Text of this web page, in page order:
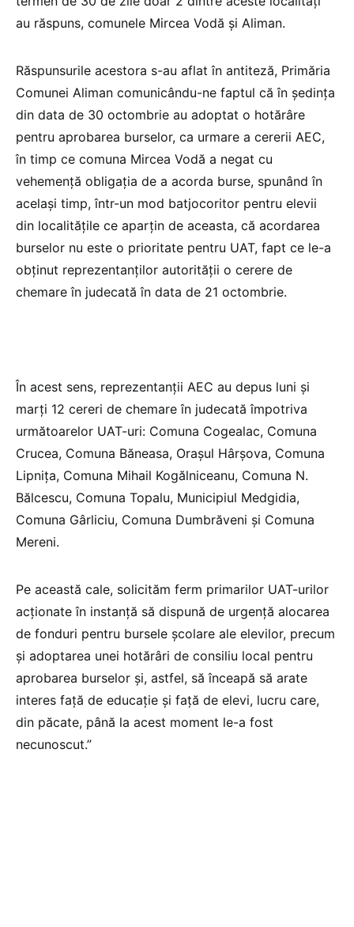
au răspuns, comunele Mircea Vodă și Aliman.
Răspunsurile acestora s-au aflat în antiteză, Primăria
Comunei Aliman comunicându-ne faptul că în ședința
din data de 30 octombrie au adoptat o hotărâre
pentru aprobarea burselor, ca urmare a cererii AEC,
în timp ce comuna Mircea Vodă a negat cu
vehemență obligația de a acorda burse, spunând în
același timp, într-un mod batjocoritor pentru elevii
din localitățile ce aparțin de aceasta, că acordarea
burselor nu este o prioritate pentru UAT, fapt ce le-a
obținut reprezentanților autorității o cerere de
chemare în judecată în data de 21 octombrie.
În acest sens, reprezentanții AEC au depus luni și
marți 12 cereri de chemare în judecată împotriva
următoarelor UAT-uri: Comuna Cogealac, Comuna
Crucea, Comuna Băneasa, Orașul Hârșova, Comuna
Lipnița, Comuna Mihail Kogălniceanu, Comuna N.
Bălcescu, Comuna Topalu, Municipiul Medgidia,
Comuna Gârliciu, Comuna Dumbrăveni și Comuna
Mereni.
Pe această cale, solicităm ferm primarilor UAT-urilor
acționate în instanță să dispună de urgență alocarea
de fonduri pentru bursele școlare ale elevilor, precum
și adoptarea unei hotărâri de consiliu local pentru
aprobarea burselor și, astfel, să înceapă să arate
interes față de educație și față de elevi, lucru care,
din păcate, până la acest moment le-a fost
necunoscut.”